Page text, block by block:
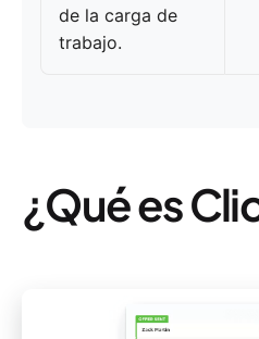
de la carga de
trabajo.
¿Qué es